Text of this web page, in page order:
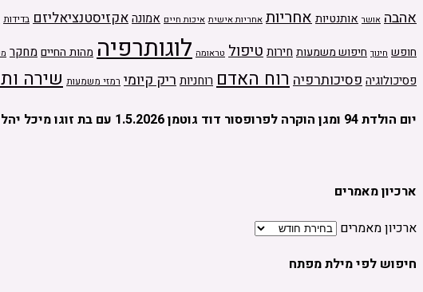
אהבה אושר אותנטיותאחריות אחריות אישית איכות חיים אמונהאקזיסטנציאליזם בדידות
חופש חינוך חיפוש משמעותחירותטיפול טראומה לוגותרפיהמהות החייםמחקר
פסיכולוגיהפסיכותרפיהרוח האדםרוחניותריק קיומי רמזי משמעות שירה
יום הולדת 94 ומגן הוקרה לפרופסור דוד גוטמן 1.5.2026 עם בת זוגו מיכל יהלום
ארכיון מאמרים
ארכיון מאמרים
חיפוש לפי מילת מפתח